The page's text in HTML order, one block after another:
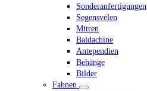
Sonderanfertigungen
Segensvelen
Mitren
Baldachine
Antependien
Behänge
Bilder
Fahnen